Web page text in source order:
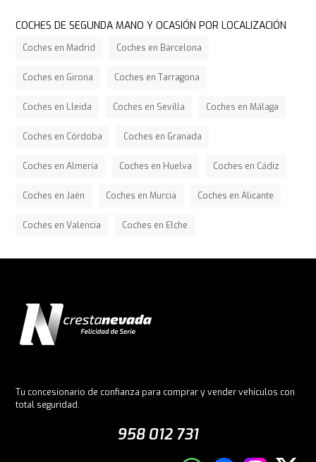
COCHES DE SEGUNDA MANO Y OCASIÓN POR LOCALIZACIÓN
Coches en Madrid Coches en Barcelona
Coches en Girona Coches en Tarragona
Coches en Lleida Coches en Sevilla Coches en Málaga
Coches en Córdoba Coches en Granada
Coches en Almería Coches en Huelva Coches en Cádiz
Coches en Jaén Coches en Murcia Coches en Alicante
Coches en Valencia Coches en Elche
Tu concesionario de confianza para comprar y vender vehículos con
total seguridad.
958 012 731